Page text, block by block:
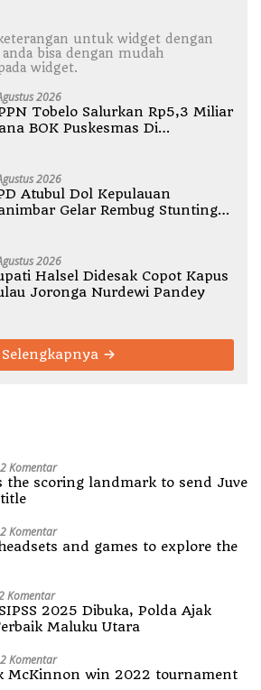
untuk widget dengan
bisa dengan mudah
widget.
2026
Tobelo Salurkan Rp5,3 Miliar
BOK Puskesmas Di
2026
Atubul Dol Kepulauan
Gelar Rembug Stunting
2026
Halsel Didesak Copot Kapus
Joronga Nurdewi Pandey
Selengkapnya
2 Komentar
the scoring landmark to send Juve
2 Komentar
and games to explore the
Komentar
2025 Dibuka, Polda Ajak
Maluku Utara
2 Komentar
McKinnon win 2022 tournament